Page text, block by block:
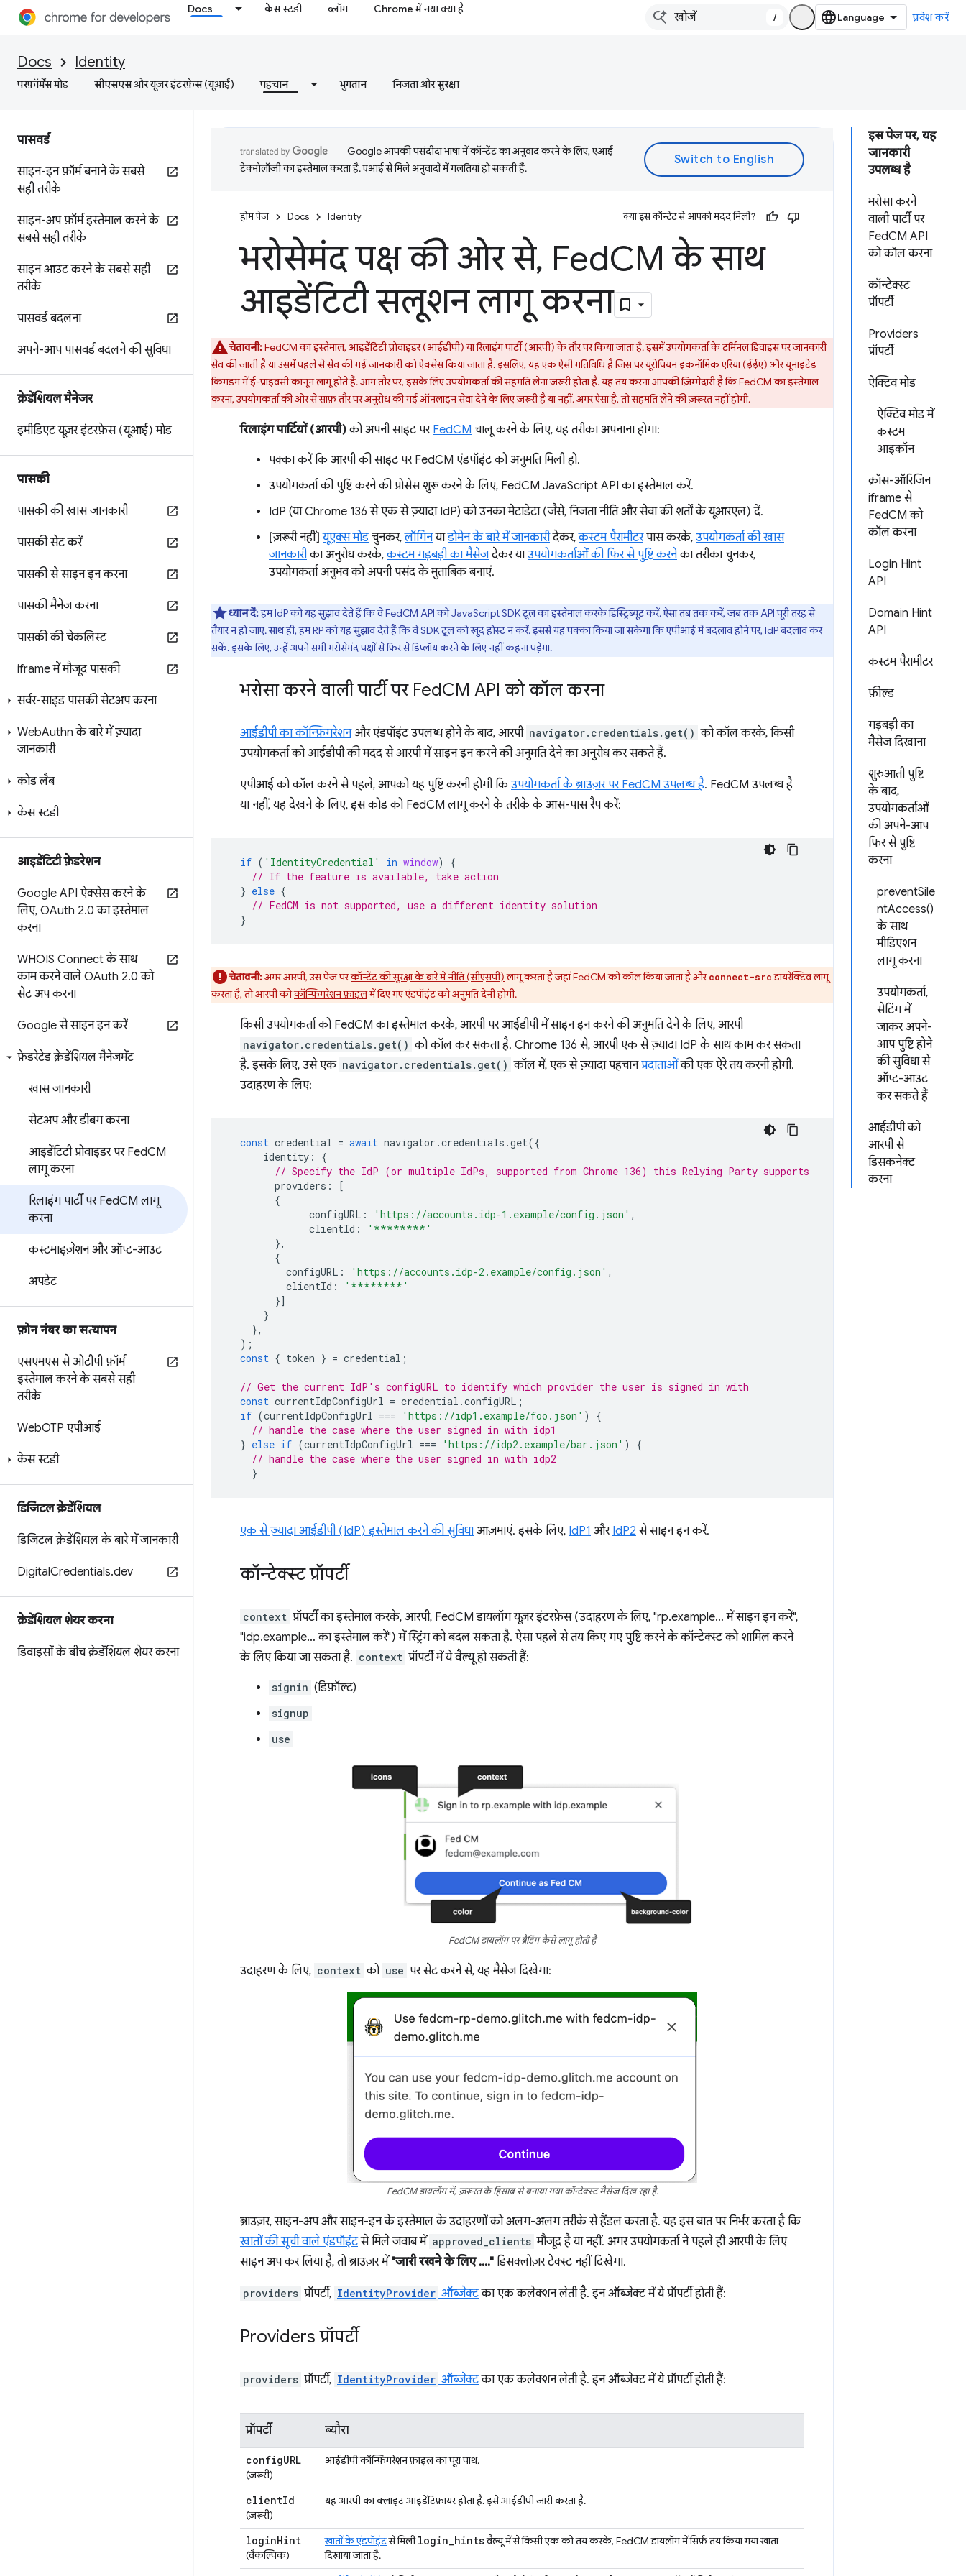
Docs केस स्टडी ब्लॉग Chrome में नया क्या है
/ प्रवेश करें
Docs Identity
परफ़ॉर्मेंस मोड सीएसएस और यूज़र इंटरफ़ेस (यूआई) पहचान भुगतान निजता और सुरक्षा
पासवर्ड
साइन-इन फ़ॉर्म बनाने के सबसे
सही तरीके
साइन-अप फ़ॉर्म इस्तेमाल करने के
सबसे सही तरीके
साइन आउट करने के सबसे सही
तरीके
पासवर्ड बदलना
अपने-आप पासवर्ड बदलने की सुविधा
क्रेडेंशियल मैनेजर
इमीडिएट यूज़र इंटरफ़ेस (यूआई) मोड
पासकी
पासकी की खास जानकारी
पासकी सेट करें
पासकी से साइन इन करना
पासकी मैनेज करना
पासकी की चेकलिस्ट
iframe में मौजूद पासकी
सर्वर-साइड पासकी सेटअप करना
WebAuthn के बारे में ज़्यादा
जानकारी
कोड लैब
केस स्टडी
आइडेंटिटी फ़ेडरेशन
Google API ऐक्सेस करने के
लिए, OAuth 2.0 का इस्तेमाल
करना
WHOIS Connect के साथ
काम करने वाले OAuth 2.0 को
सेट अप करना
Google से साइन इन करें
फ़ेडरेटेड क्रेडेंशियल मैनेजमेंट
खास जानकारी
सेटअप और डीबग करना
आइडेंटिटी प्रोवाइडर पर FedCM
लागू करना
रिलाइंग पार्टी पर FedCM लागू
करना
कस्टमाइज़ेशन और ऑप्ट-आउट
अपडेट
फ़ोन नंबर का सत्यापन
एसएमएस से ओटीपी फ़ॉर्म
इस्तेमाल करने के सबसे सही
तरीके
WebOTP एपीआई
केस स्टडी
डिजिटल क्रेडेंशियल
डिजिटल क्रेडेंशियल के बारे में जानकारी
DigitalCredentials.dev
क्रेडेंशियल शेयर करना
डिवाइसों के बीच क्रेडेंशियल शेयर करना
इस पेज पर, यह
जानकारी
उपलब्ध है
भरोसा करने
वाली पार्टी पर
FedCM API
को कॉल करना
कॉन्टेक्स्ट
प्रॉपर्टी
Providers
प्रॉपर्टी
ऐक्टिव मोड
ऐक्टिव मोड में
कस्टम
आइकॉन
क्रॉस-ऑरिजिन
iframe से
FedCM को
कॉल करना
Login Hint
API
Domain Hint
API
कस्टम पैरामीटर
फ़ील्ड
गड़बड़ी का
मैसेज दिखाना
शुरुआती पुष्टि
के बाद,
उपयोगकर्ताओं
की अपने-आप
फिर से पुष्टि
करना
preventSile
ntAccess()
के साथ
मीडिएशन
लागू करना
उपयोगकर्ता,
सेटिंग में
जाकर अपने-
आप पुष्टि होने
की सुविधा से
ऑप्ट-आउट
कर सकते हैं
आईडीपी को
आरपी से
डिसकनेक्ट
करना
Google आपकी पसंदीदा भाषा में कॉन्टेंट का अनुवाद करने के लिए, एआई
टेक्नोलॉजी का इस्तेमाल करता है. एआई से मिले अनुवादों में गलतियां हो सकती हैं.
होम पेज Docs Identity क्या इस कॉन्टेंट से आपको मदद मिली?
भरोसेमंद पक्ष की ओर से, FedCM के साथ
आइडेंटिटी सलूशन लागू करना
चेतावनी:FedCM का इस्तेमाल, आइडेंटिटी प्रोवाइडर (आईडीपी) या रिलाइंग पार्टी (आरपी) के तौर पर किया जाता है. इसमें उपयोगकर्ता के टर्मिनल डिवाइस पर जानकारी
सेव की जाती है या उसमें पहले से सेव की गई जानकारी को ऐक्सेस किया जाता है. इसलिए, यह एक ऐसी गतिविधि है जिस पर यूरोपियन इकनॉमिक एरिया (ईईए) और यूनाइटेड
किंगडम में ई-प्राइवसी कानून लागू होते हैं. आम तौर पर, इसके लिए उपयोगकर्ता की सहमति लेना ज़रूरी होता है. यह तय करना आपकी ज़िम्मेदारी है कि FedCM का इस्तेमाल
करना, उपयोगकर्ता की ओर से साफ़ तौर पर अनुरोध की गई ऑनलाइन सेवा देने के लिए ज़रूरी है या नहीं. अगर ऐसा है, तो सहमति लेने की ज़रूरत नहीं होगी.
रिलाइंग पार्टियों (आरपी)को अपनी साइट पर FedCM चालू करने के लिए, यह तरीका अपनाना होगा:
पक्का करें कि आरपी की साइट पर FedCM एंडपॉइंट को अनुमति मिली हो.
उपयोगकर्ता की पुष्टि करने की प्रोसेस शुरू करने के लिए, FedCM JavaScript API का इस्तेमाल करें.
IdP (या Chrome 136 से एक से ज़्यादा IdP) को उनका मेटाडेटा (जैसे, निजता नीति और सेवा की शर्तों के यूआरएल) दें.
[ज़रूरी नहीं]यूएक्स मोड चुनकर,लॉगिनयाडोमेन के बारे में जानकारीदेकर,कस्टम पैरामीटरपास करके, उपयोगकर्ता की खास
जानकारीका अनुरोध करके,कस्टम गड़बड़ी का मैसेजदेकर याउपयोगकर्ताओं की फिर से पुष्टि करनेका तरीका चुनकर,
उपयोगकर्ता अनुभव को अपनी पसंद के मुताबिक बनाएं.
ध्यान दें:हम IdP को यह सुझाव देते हैं कि वे FedCM API को JavaScript SDK टूल का इस्तेमाल करके डिस्ट्रिब्यूट करें. ऐसा तब तक करें, जब तक API पूरी तरह से
तैयार न हो जाए. साथ ही, हम RP को यह सुझाव देते हैं कि वे SDK टूल को खुद होस्ट न करें. इससे यह पक्का किया जा सकेगा कि एपीआई में बदलाव होने पर, IdP बदलाव कर
सकें. इसके लिए, उन्हें अपने सभी भरोसेमंद पक्षों से फिर से डिप्लॉय करने के लिए नहीं कहना पड़ेगा.
भरोसा करने वाली पार्टी पर FedCM API को कॉल करना
आईडीपी का कॉन्फ़िगरेशनऔर एंडपॉइंट उपलब्ध होने के बाद, आरपी navigator.credentials.get() को कॉल करके, किसी
उपयोगकर्ता को आईडीपी की मदद से आरपी में साइन इन करने की अनुमति देने का अनुरोध कर सकते हैं.
एपीआई को कॉल करने से पहले, आपको यह पुष्टि करनी होगी किउपयोगकर्ता के ब्राउज़र पर FedCM उपलब्ध है. FedCM उपलब्ध है
या नहीं, यह देखने के लिए, इस कोड को FedCM लागू करने के तरीके के आस-पास रैप करें:
if ( 'IdentityCredential' in window)
{
// If the feature is available, take action
} else {
// FedCM is not supported, use a different identity solution
}
चेतावनी:अगर आरपी, उस पेज परकॉन्टेंट की सुरक्षा के बारे में नीति (सीएसपी)लागू करता है जहां FedCM को कॉल किया जाता है औरconnect-srcडायरेक्टिव लागू
करता है, तो आरपी कोकॉन्फ़िगरेशन फ़ाइलमें दिए गए एंडपॉइंट को अनुमति देनी होगी.
किसी उपयोगकर्ता को FedCM का इस्तेमाल करके, आरपी पर आईडीपी में साइन इन करने की अनुमति देने के लिए, आरपी
navigator.credentials.get() को कॉल कर सकता है. Chrome 136 से, आरपी एक से ज़्यादा IdP के साथ काम कर सकता
है. इसके लिए, उसे एक navigator.credentials.get() कॉल में, एक से ज़्यादा पहचानप्रदाताओंकी एक ऐरे तय करनी होगी.
उदाहरण के लिए:
const credential = await navigator .credentials .get({
identity :
{
// Specify the IdP (or multiple IdPs, supported from Chrome 136) this Relying Party supports
providers :
[
{
configURL : 'https://accounts.idp-1.example/config.json' ,
clientId :
'********'
},
{
configURL : 'https://accounts.idp-2.example/config.json' ,
clientId :
'********'
}]
}
},
);
const { token } = credential ;
// Get the current IdP's configURL to identify which provider the user is signed in with
const currentIdpConfigUrl = credential .configURL ;
if (currentIdpConfigUrl === 'https://idp1.example/foo.json' )
{
// handle the case where the user signed in with idp1
} else if (currentIdpConfigUrl === 'https://idp2.example/bar.json' )
{
// handle the case where the user signed in with idp2
}
एक से ज़्यादा आईडीपी (IdP) इस्तेमाल करने की सुविधाआज़माएं. इसके लिए, IdP1 और IdP2 से साइन इन करें.
कॉन्टेक्स्ट प्रॉपर्टी
context प्रॉपर्टी का इस्तेमाल करके, आरपी, FedCM डायलॉग यूज़र इंटरफ़ेस (उदाहरण के लिए, "rp.example… में साइन इन करें",
"idp.example… का इस्तेमाल करें") में स्ट्रिंग को बदल सकता है. ऐसा पहले से तय किए गए पुष्टि करने के कॉन्टेक्स्ट को शामिल करने
के लिए किया जा सकता है. context प्रॉपर्टी में ये वैल्यू हो सकती हैं:
signin (डिफ़ॉल्ट)
signup
use
FedCM डायलॉग पर ब्रैंडिंग कैसे लागू होती है
उदाहरण के लिए, context को use पर सेट करने से, यह मैसेज दिखेगा:
FedCM डायलॉग में, ज़रूरत के हिसाब से बनाया गया कॉन्टेक्स्ट मैसेज दिख रहा है.
ब्राउज़र, साइन-अप और साइन-इन के इस्तेमाल के उदाहरणों को अलग-अलग तरीके से हैंडल करता है. यह इस बात पर निर्भर करता है कि
खातों की सूची वाले एंडपॉइंटसे मिले जवाब में approved_clients मौजूद है या नहीं. अगर उपयोगकर्ता ने पहले ही आरपी के लिए
साइन अप कर लिया है, तो ब्राउज़र में "जारी रखने के लिए ...." डिसक्लोज़र टेक्स्ट नहीं दिखेगा.
providers प्रॉपर्टी, IdentityProvider ऑब्जेक्टका एक कलेक्शन लेती है. इन ऑब्जेक्ट में ये प्रॉपर्टी होती हैं:
Providers प्रॉपर्टी
providers प्रॉपर्टी, IdentityProvider ऑब्जेक्टका एक कलेक्शन लेती है. इन ऑब्जेक्ट में ये प्रॉपर्टी होती हैं:
प्रॉपर्टी ब्यौरा
configURL
(ज़रूरी)
आईडीपी कॉन्फ़िगरेशन फ़ाइल का पूरा पाथ.
clientId
(ज़रूरी)
यह आरपी का क्लाइंट आइडेंटिफ़ायर होता है. इसे आईडीपी जारी करता है.
loginHint
(वैकल्पिक)
खातों के एंडपॉइंटसे मिलीlogin_hintsवैल्यू में से किसी एक को तय करके, FedCM डायलॉग में सिर्फ़ तय किया गया खाता
दिखाया जाता है.